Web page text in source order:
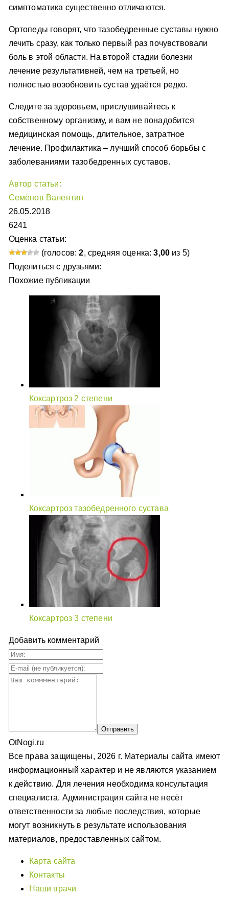
симптоматика существенно отличаются.
Ортопеды говорят, что тазобедренные суставы нужно
лечить сразу, как только первый раз почувствовали
боль в этой области. На второй стадии болезни
лечение результативней, чем на третьей, но
полностью возобновить сустав удаётся редко.
Следите за здоровьем, прислушивайтесь к
собственному организму, и вам не понадобится
медицинская помощь, длительное, затратное
лечение. Профилактика – лучший способ борьбы с
заболеваниями тазобедренных суставов.
Автор статьи:
Семёнов Валентин
26.05.2018
6241
Оценка статьи:
(голосов:2, средняя оценка:3,00 из 5)
Поделиться с друзьями:
Похожие публикации
Коксартроз 2 степени
Коксартроз тазобедренного сустава
Коксартроз 3 степени
Добавить комментарий
OtNogi.ru
Все права защищены, 2026 г. Материалы сайта имеют
информационный характер и не являются указанием
к действию. Для лечения необходима консультация
специалиста. Администрация сайта не несёт
ответственности за любые последствия, которые
могут возникнуть в результате использования
материалов, предоставленных сайтом.
Карта сайта
Контакты
Наши врачи